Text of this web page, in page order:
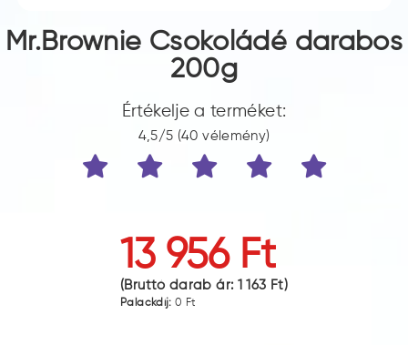
Mr.Brownie Csokoládé darabos
200g
Értékelje a terméket:
4,5/5 (40 vélemény)
13 956 Ft
(Bruttó darab ár: 1 163 Ft)
Palackdíj:0 Ft